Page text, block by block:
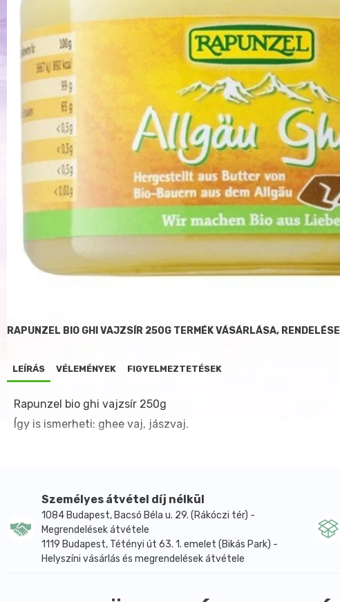
RAPUNZEL BIO GHI VAJZSÍR 250G TERMÉK VÁSÁRLÁSA, RENDELÉSE
LEÍRÁS VÉLEMÉNYEK FIGYELMEZTETÉSEK
Rapunzel bio ghi vajzsír 250g
Így is ismerheti: ghee vaj, jászvaj.
Személyes átvétel díj nélkül
1084 Budapest, Bacsó Béla u. 29. (Rákóczi tér) -
Megrendelések átvétele
1119 Budapest, Tétényi út 63. 1. emelet (Bikás Park) -
Helyszíni vásárlás és megrendelések átvétele